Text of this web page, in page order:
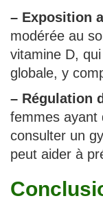
– Exposition
modérée au
vitamine D,
globale, y
– Régulation
femmes ayant
consulter un
peut aider à